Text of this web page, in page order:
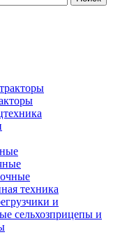
техника
и
сельхозприцепы и